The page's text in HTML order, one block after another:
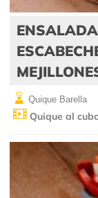
Quique Barella
Quique al